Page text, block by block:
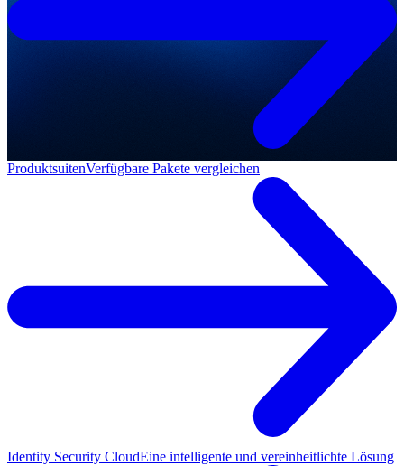
ProduktsuitenVerfügbare Pakete vergleichen
Identity Security CloudEine intelligente und vereinheitlichte Lösung